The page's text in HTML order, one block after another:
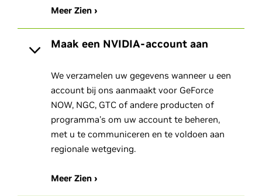
Meer Zien ›
Maak een NVIDIA-account aan
We verzamelen uw gegevens wanneer u een
account bij ons aanmaakt voor GeForce
NOW, NGC, GTC of andere producten of
programma's om uw account te beheren,
met u te communiceren en te voldoen aan
regionale wetgeving.
Meer Zien ›